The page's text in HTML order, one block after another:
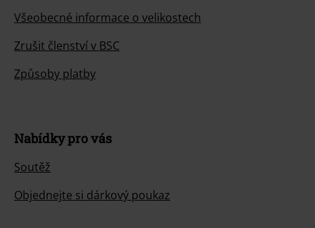
Všeobecné informace o velikostech
Zrušit členství v BSC
Způsoby platby
Nabídky pro vás
Soutěž
Objednejte si dárkový poukaz